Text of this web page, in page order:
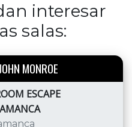
interesar
salas:
MONROE
ESCAPE